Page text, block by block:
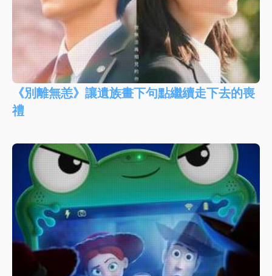
《別離無恙》讓遺族畫下句點繼續走下去的喪
禮